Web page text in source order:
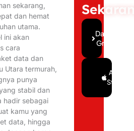
sekarang,
dan hemat
utama.
ini akan
cara
data dan
Utara termurah,
punya
stabil dan
hadir sebagai
kamu yang
data, hingga
Daftar
Gratis
Google
Play
App
Store